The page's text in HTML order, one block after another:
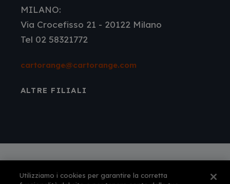
MILANO:
Via Crocefisso 21 - 20122 Milano
Tel 02 58321772
cartorange@cartorange.com
ALTRE FILIALI
Utilizziamo i cookies per garantire la corretta